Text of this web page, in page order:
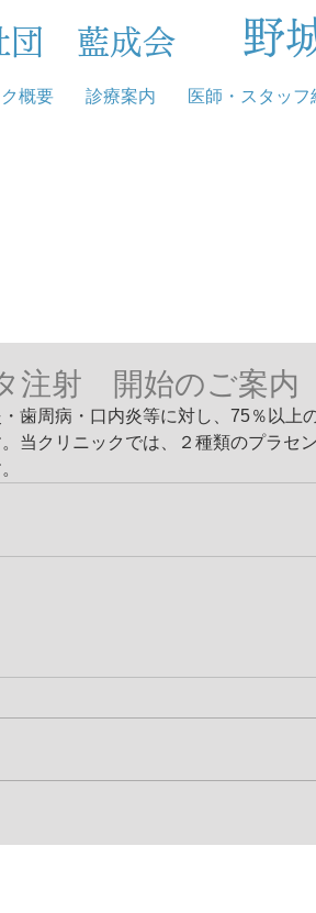
社団 藍成会 野
概要 診療案内 医師・スタッフ
注射 開始のご案内
歯周病・口内炎等に対し、75％以上
当クリニックでは、２種類のプラセ